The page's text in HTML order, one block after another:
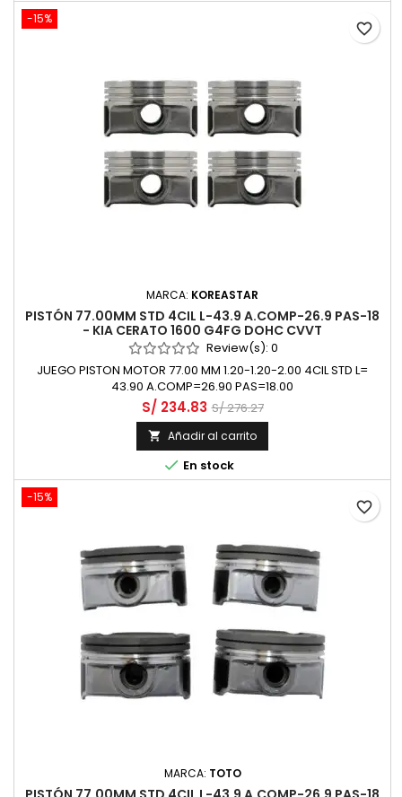
-15%
MARCA: KOREASTAR
PISTÓN 77.00MM STD 4CIL L-43.9 A.COMP-26.9 PAS-18
- KIA CERATO 1600 G4FG DOHC CVVT
Review(s): 0
JUEGO PISTON MOTOR 77.00 MM 1.20-1.20-2.00 4CIL STD L=
43.90 A.COMP=26.90 PAS=18.00
S/ 234.83 S/ 276.27
 Añadir al carrito
 En stock
favorite_border
-15%
MARCA: TOTO
favorite_border